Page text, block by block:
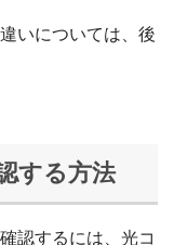
いについては、後
する方法
認するには、光コ